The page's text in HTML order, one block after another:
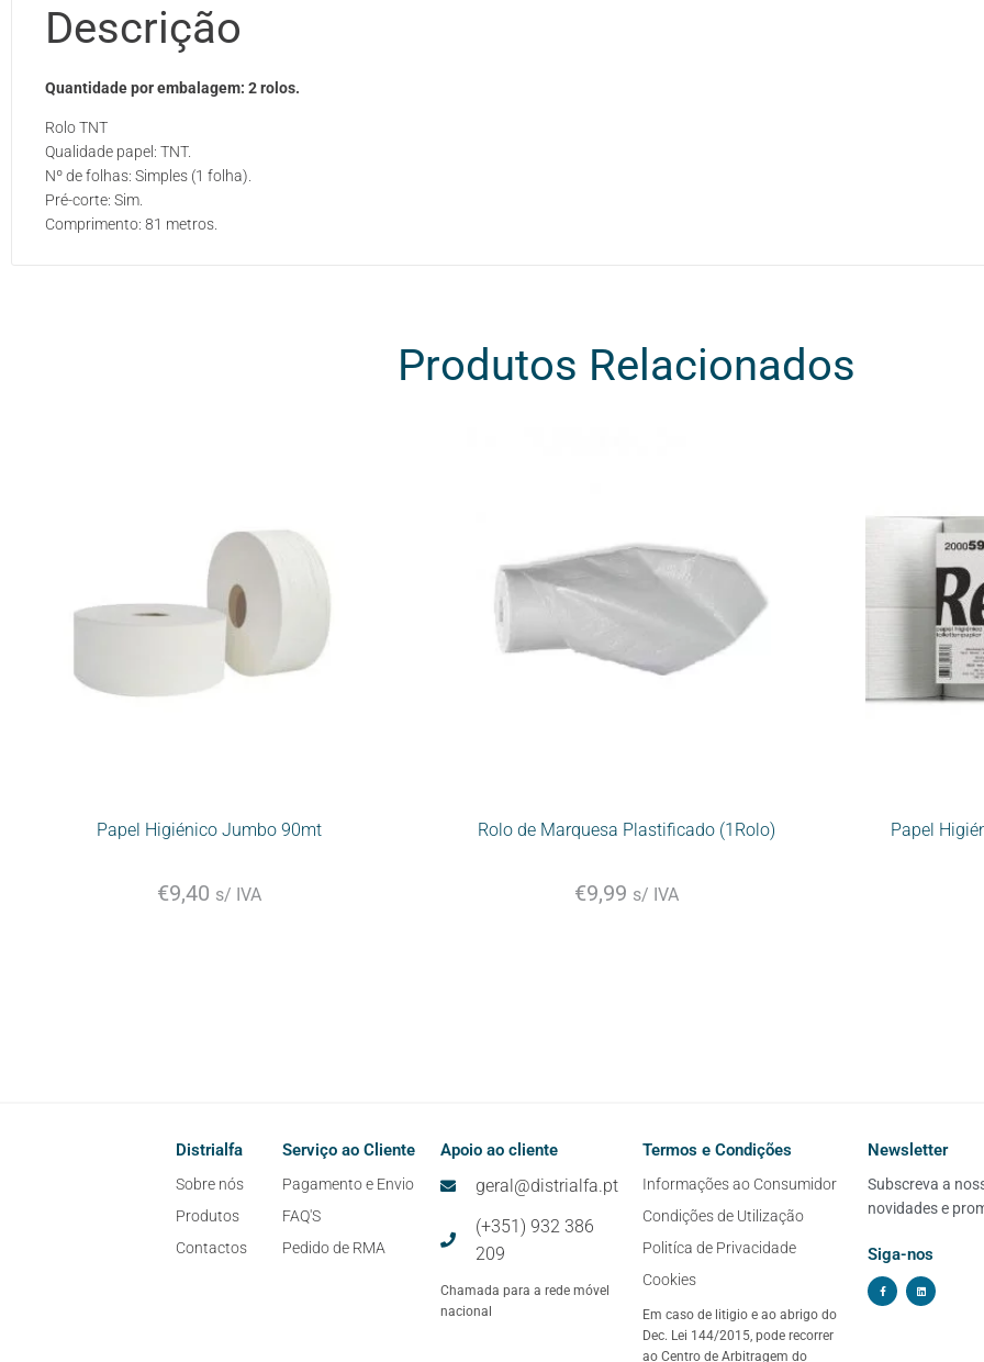
Descrição
Quantidade por embalagem: 2 rolos.
Rolo TNT
Qualidade papel: TNT.
Nº de folhas: Simples (1 folha).
Pré-corte: Sim.
Comprimento: 81 metros.
Produtos Relacionados
Papel Higiénico Jumbo 90mt
€9,40 s/ IVA
Rolo de Marquesa Plastificado (1Rolo)
€9,99 s/ IVA
Papel
Distrialfa
Sobre nós
Produtos
Contactos
Serviço ao Cliente
Pagamento e Envio
FAQ'S
Pedido de RMA
Apoio ao cliente
geral@distrialfa.pt
(+351) 932 386
209
Chamada para a rede móvel
nacional
Termos e Condições
Informações ao Consumidor
Condições de Utilização
Politíca de Privacidade
Cookies
Em caso de litigio e ao abrigo do
Dec. Lei 144/2015, pode recorrer
ao Centro de Arbitragem do
Newsletter
Subscreva a
novidades e
Siga-nos